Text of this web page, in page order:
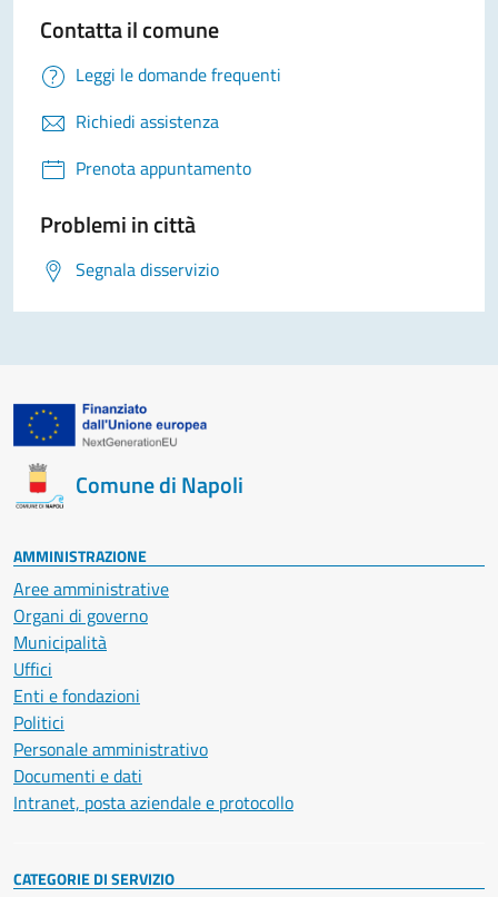
Contatta il comune
Leggi le domande frequenti
Richiedi assistenza
Prenota appuntamento
Problemi in città
Segnala disservizio
Comune di Napoli
AMMINISTRAZIONE
Aree amministrative
Organi di governo
Municipalità
Uffici
Enti e fondazioni
Politici
Personale amministrativo
Documenti e dati
Intranet, posta aziendale e protocollo
CATEGORIE DI SERVIZIO